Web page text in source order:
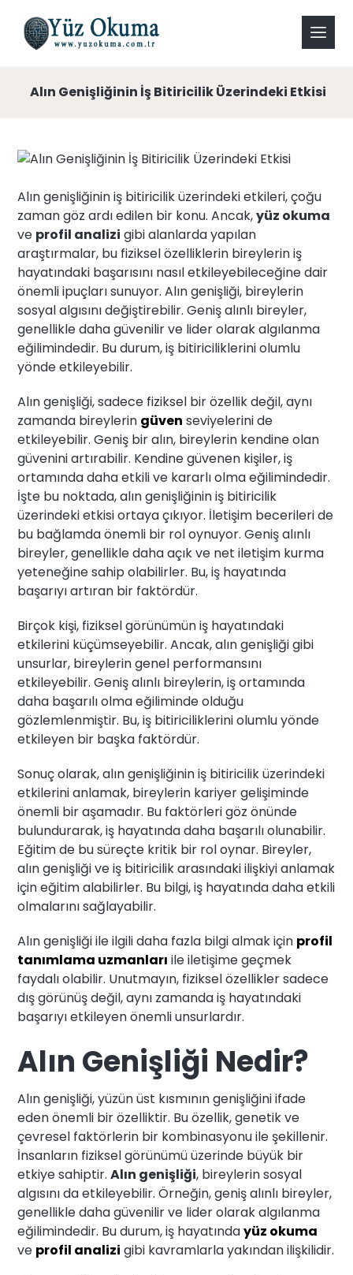
Alın Genişliğinin İş Bitiricilik Üzerindeki Etkisi
Alın genişliğinin iş bitiricilik üzerindeki etkileri, çoğu
zaman göz ardı edilen bir konu. Ancak,yüz okuma
ve profil analizi gibi alanlarda yapılan
araştırmalar, bu fiziksel özelliklerin bireylerin iş
hayatındaki başarısını nasıl etkileyebileceğine dair
önemli ipuçları sunuyor. Alın genişliği, bireylerin
sosyal algısını değiştirebilir. Geniş alınlı bireyler,
genellikle daha güvenilir ve lider olarak algılanma
eğilimindedir. Bu durum, iş bitiriciliklerini olumlu
yönde etkileyebilir.
Alın genişliği, sadece fiziksel bir özellik değil, aynı
zamanda bireylerin güven seviyelerini de
etkileyebilir. Geniş bir alın, bireylerin kendine olan
güvenini artırabilir. Kendine güvenen kişiler, iş
ortamında daha etkili ve kararlı olma eğilimindedir.
İşte bu noktada, alın genişliğinin iş bitiricilik
üzerindeki etkisi ortaya çıkıyor. İletişim becerileri de
bu bağlamda önemli bir rol oynuyor. Geniş alınlı
bireyler, genellikle daha açık ve net iletişim kurma
yeteneğine sahip olabilirler. Bu, iş hayatında
başarıyı artıran bir faktördür.
Birçok kişi, fiziksel görünümün iş hayatındaki
etkilerini küçümseyebilir. Ancak, alın genişliği gibi
unsurlar, bireylerin genel performansını
etkileyebilir. Geniş alınlı bireylerin, iş ortamında
daha başarılı olma eğiliminde olduğu
gözlemlenmiştir. Bu, iş bitiriciliklerini olumlu yönde
etkileyen bir başka faktördür.
Sonuç olarak, alın genişliğinin iş bitiricilik üzerindeki
etkilerini anlamak, bireylerin kariyer gelişiminde
önemli bir aşamadır. Bu faktörleri göz önünde
bulundurarak, iş hayatında daha başarılı olunabilir.
Eğitim de bu süreçte kritik bir rol oynar. Bireyler,
alın genişliği ve iş bitiricilik arasındaki ilişkiyi anlamak
için eğitim alabilirler. Bu bilgi, iş hayatında daha etkili
olmalarını sağlayabilir.
Alın genişliği ile ilgili daha fazla bilgi almak için profil
tanımlama uzmanları ile iletişime geçmek
faydalı olabilir. Unutmayın, fiziksel özellikler sadece
dış görünüş değil, aynı zamanda iş hayatındaki
başarıyı etkileyen önemli unsurlardır.
Alın Genişliği Nedir?
Alın genişliği, yüzün üst kısmının genişliğini ifade
eden önemli bir özelliktir. Bu özellik, genetik ve
çevresel faktörlerin bir kombinasyonu ile şekillenir.
İnsanların fiziksel görünümü üzerinde büyük bir
etkiye sahiptir.Alın genişliği, bireylerin sosyal
algısını da etkileyebilir. Örneğin, geniş alınlı bireyler,
genellikle daha güvenilir ve lider olarak algılanma
eğilimindedir. Bu durum, iş hayatındayüz okuma
ve profil analizi gibi kavramlarla yakından ilişkilidir.